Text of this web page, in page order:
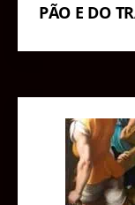
PÃO E DO